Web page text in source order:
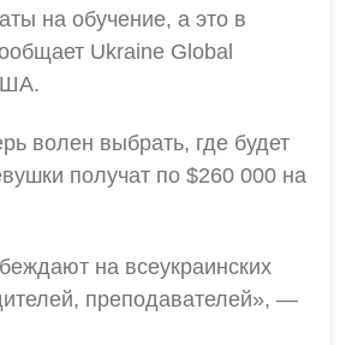
на обучение, а это в
Ukraine Global
волен выбрать, где будет
получат по $260 000 на
на всеукраинских
преподавателей», —